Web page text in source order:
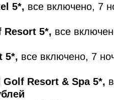
5*, все включено, 7
Resort 5*, все
5*, все включено, 7
Resort & Spa 5*,